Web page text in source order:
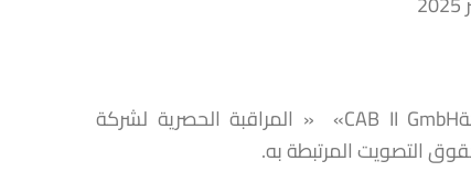
توصل مجلس المنافسة بتبليغ عملية تركيز اقتصادي يتعلق بتولي شركةCAB II GmbH» « المراقبة الحصرية لشركة